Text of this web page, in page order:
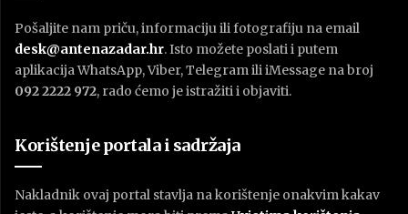
Pošaljite nam priču, informaciju ili fotografiju na email
desk@antenazadar.hr. Isto možete poslati i putem
aplikacija WhatsApp, Viber, Telegram ili iMessage na broj
092 2222 972, rado ćemo je istražiti i objaviti.
Korištenje portala i sadržaja
Nakladnik ovaj portal stavlja na korištenje onakvim kakav